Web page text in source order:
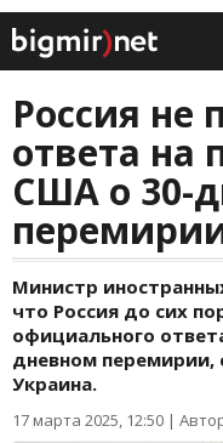
Россия не
ответа на
США о 30-
Министр
что Россия до сих
официального
дневном перемирии,
Украина.
17 марта 2025, 12:50 |